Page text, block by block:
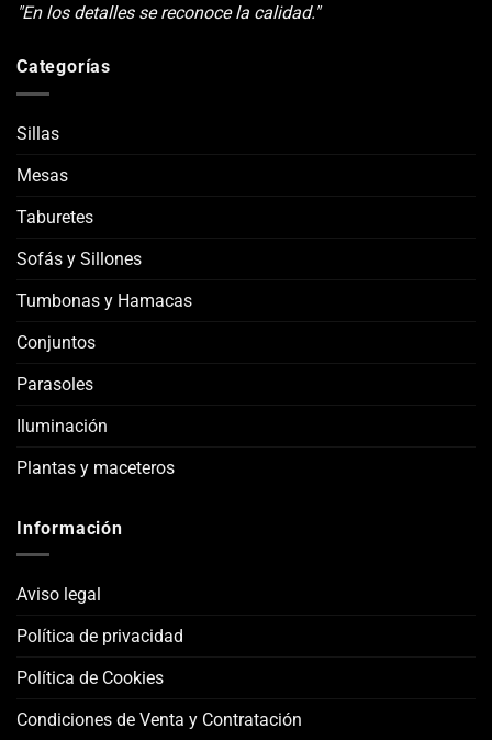
"En los detalles se reconoce la calidad."
Categorías
Sillas
Mesas
Taburetes
Sofás y Sillones
Tumbonas y Hamacas
Conjuntos
Parasoles
Iluminación
Plantas y maceteros
Información
Aviso legal
Política de privacidad
Política de Cookies
Condiciones de Venta y Contratación